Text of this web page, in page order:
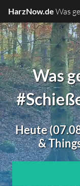
HarzNow.de Was
Was
Heute
&